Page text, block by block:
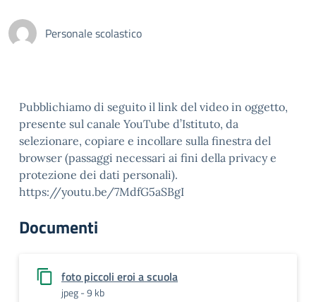
Personale scolastico
Pubblichiamo di seguito il link del video in oggetto,
presente sul canale YouTube d’Istituto, da
selezionare, copiare e incollare sulla finestra del
browser (passaggi necessari ai fini della privacy e
protezione dei dati personali).
https://youtu.be/7MdfG5aSBgI
Documenti
foto piccoli eroi a scuola
jpeg - 9 kb